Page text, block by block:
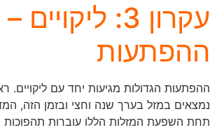
עקרון 3: ליקויים –
ההפתעות
ההפתעות הגדולות מגיעות יחד עם ליקויים.
נמצאים במזל בערך שנה וחצי ובזמן הזה,
תחת השפעת המזלות הללו עוברות תהפוכות